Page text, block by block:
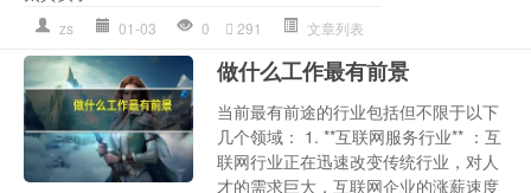
zs 01-03 0 291 文章列表
做什么工作最有前景
当前最有前途的行业包括但不限于以下
几个领域： 1. **互联网服务行业** ：互
联网行业正在迅速改变传统行业，对人
才的需求巨大，互联网企业的涨薪速度